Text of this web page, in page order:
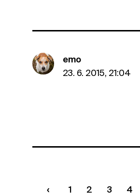
emo
23. 6. 2015, 21:04
1 2 3 4